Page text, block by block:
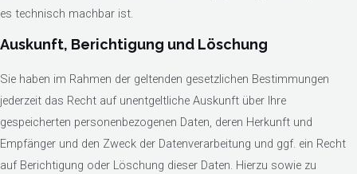
es technisch machbar ist.
Auskunft, Berichtigung und Löschung
Sie haben im Rahmen der geltenden gesetzlichen Bestimmungen
jederzeit das Recht auf unentgeltliche Auskunft über Ihre
gespeicherten personenbezogenen Daten, deren Herkunft und
Empfänger und den Zweck der Datenverarbeitung und ggf. ein Recht
auf Berichtigung oder Löschung dieser Daten. Hierzu sowie zu